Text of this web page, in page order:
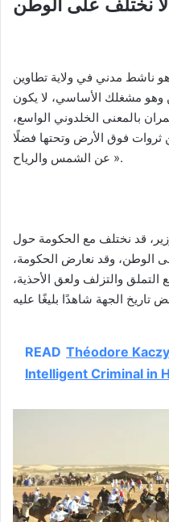
ناشط مدني في ولاية تطاوين
وهو مشغلك الأساسي، لا يكون
بالمعنى الخلدوني الواسع،
فوق الأرض وتحتها فضلًا
عن الشمس والرياح ».
قد نختلف مع الحكومة حول
على الوطن، وقد نعارض الحكومة،
التملق والتزلف ولعق الأحذية،
READ Théodore
Intelligent Criminal in